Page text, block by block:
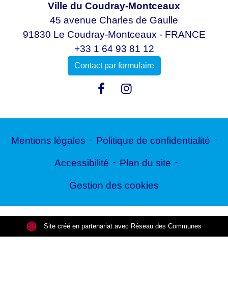
Ville du Coudray-Montceaux
45 avenue Charles de Gaulle
91830 Le Coudray-Montceaux - FRANCE
+33 1 64 93 81 12
Contact par formulaire
Mentions légales - Politique de confidentialité -
Accessibilité - Plan du site -
Gestion des cookies
Site créé en partenariat avec Réseau des Communes